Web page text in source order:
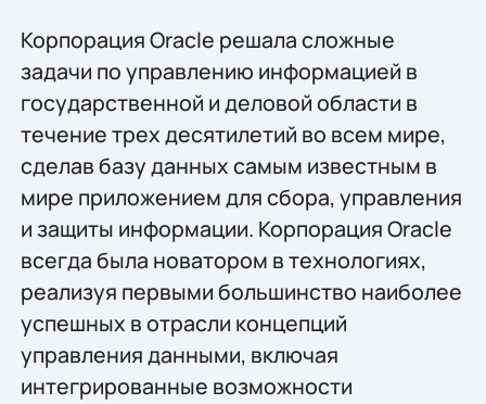
Корпорация Oracle решала сложные
задачи по управлению информацией в
государственной и деловой области в
течение трех десятилетий во всем мире,
сделав базу данных самым известным в
мире приложением для сбора, управления
и защиты информации. Корпорация Oracle
всегда была новатором в технологиях,
реализуя первыми большинство наиболее
успешных в отрасли концепций
управления данными, включая
интегрированные возможности